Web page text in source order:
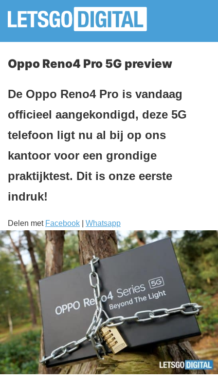
Oppo Reno4 Pro 5G preview
De Oppo Reno4 Pro is vandaag
officieel aangekondigd, deze 5G
telefoon ligt nu al bij op ons
kantoor voor een grondige
praktijktest. Dit is onze eerste
indruk!
Delen met Facebook Whatsapp